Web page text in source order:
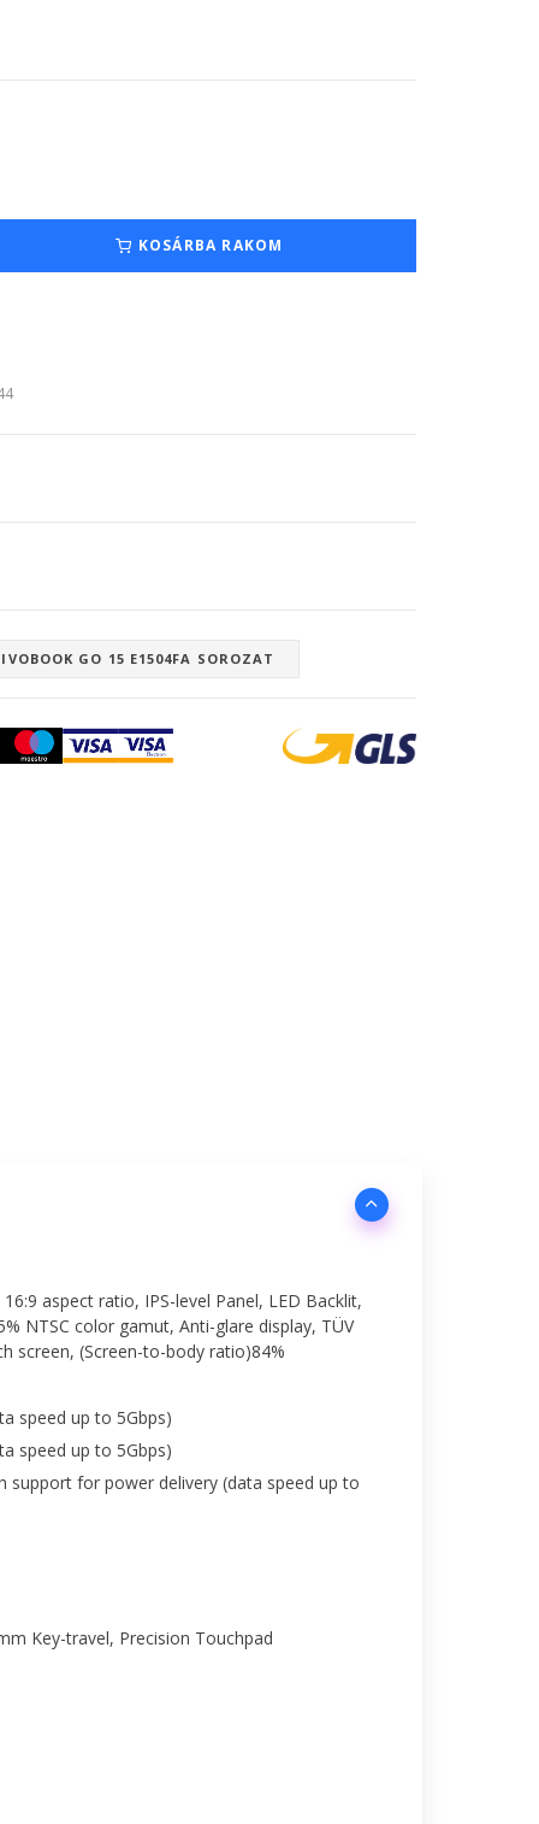
KOSÁRBA RAKOM
GO 15 E1504FA SOROZAT
aspect ratio, IPS-level Panel, LED Backlit,
NTSC color gamut, Anti-glare display, TÜV
screen, (Screen-to-body ratio)84%
speed up to 5Gbps)
speed up to 5Gbps)
support for power delivery (data speed up to
Key-travel, Precision Touchpad